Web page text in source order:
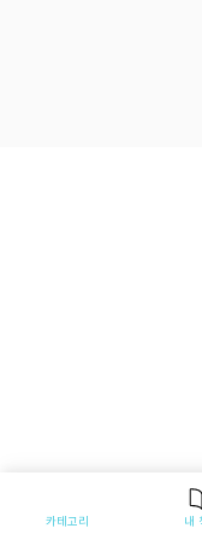
카테고리 내